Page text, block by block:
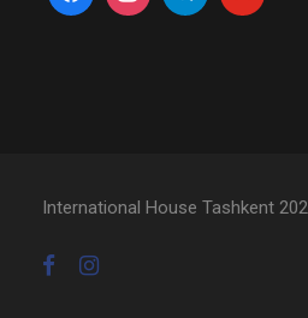
International House Tashkent